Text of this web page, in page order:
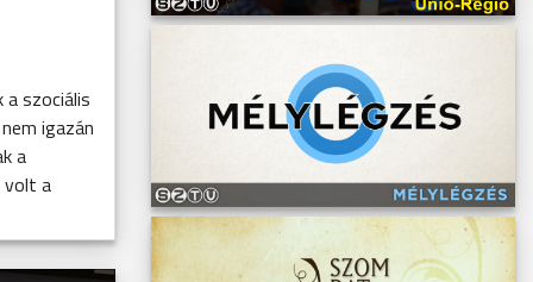
szociális
igazán
a
volt a